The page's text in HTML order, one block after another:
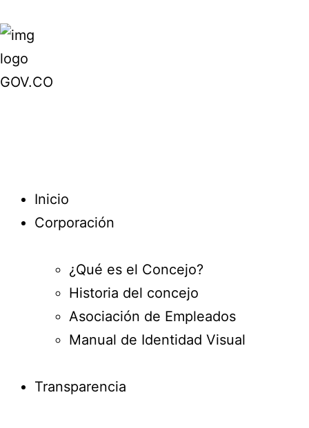
Inicio
Corporación
¿Qué es el Concejo?
Historia del concejo
Asociación de Empleados
Manual de Identidad Visual
Transparencia